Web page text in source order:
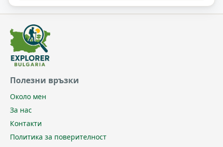
Полезни връзки
Около мен
За нас
Контакти
Политика за поверителност